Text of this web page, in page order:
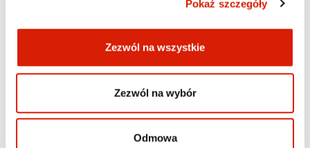
Pokaż szczegóły
Zezwól na wszystkie
Zezwól na wybór
Odmowa
радіаторами та змішаними системами
охолодження.